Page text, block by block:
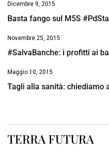
Dicembre 9, 2015
Basta fango sul M5S
Novembre 25, 2015
#SalvaBanche: i profitti ai
Maggio 10, 2015
Tagli alla sanità: chiediamo
TERRA FUTURA